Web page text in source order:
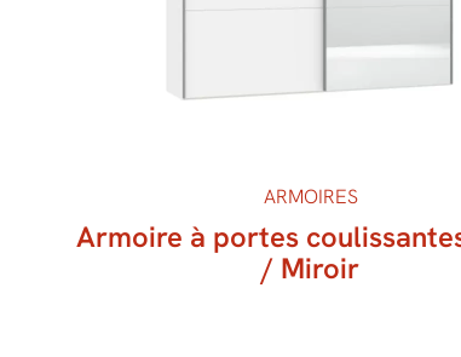
ARMOIRES
Armoire à portes
/ Miroir